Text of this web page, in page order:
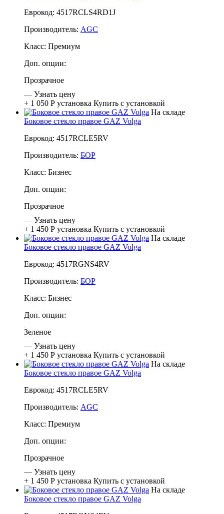
Еврокод: 4517RCLS4RD1J
Производитель: AGC
Класс: Премиум
Доп. опции:
Прозрачное
— Узнать цену
+ 1 050 Р установка Купить с установкой
На складе
Боковое стекло правое GAZ Volga
Еврокод: 4517RCLE5RV
Производитель: БОР
Класс: Бизнес
Доп. опции:
Прозрачное
— Узнать цену
+ 1 450 Р установка Купить с установкой
На складе
Боковое стекло правое GAZ Volga
Еврокод: 4517RGNS4RV
Производитель: БОР
Класс: Бизнес
Доп. опции:
Зеленое
— Узнать цену
+ 1 450 Р установка Купить с установкой
На складе
Боковое стекло правое GAZ Volga
Еврокод: 4517RCLE5RV
Производитель: AGC
Класс: Премиум
Доп. опции:
Прозрачное
— Узнать цену
+ 1 450 Р установка Купить с установкой
На складе
Боковое стекло правое GAZ Volga